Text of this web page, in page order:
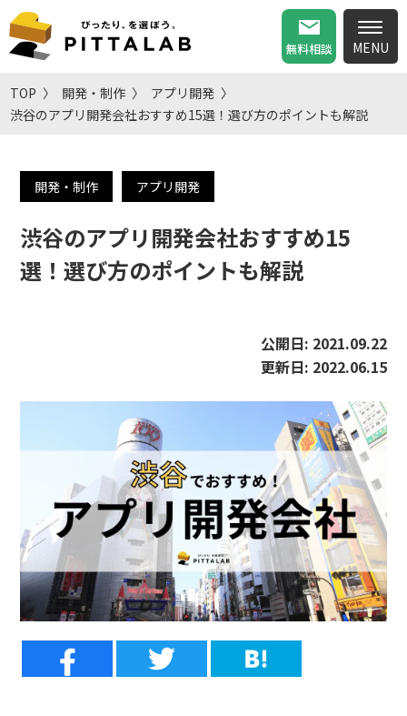
無料相談
TOP 開発・制作
アプリ開発
渋谷のアプリ開発会社おすすめ15選！選び方のポイントも解説
開発・制作 アプリ開発
渋谷のアプリ開発会社おすすめ15
選！選び方のポイントも解説
公開日: 2021.09.22
更新日: 2022.06.15